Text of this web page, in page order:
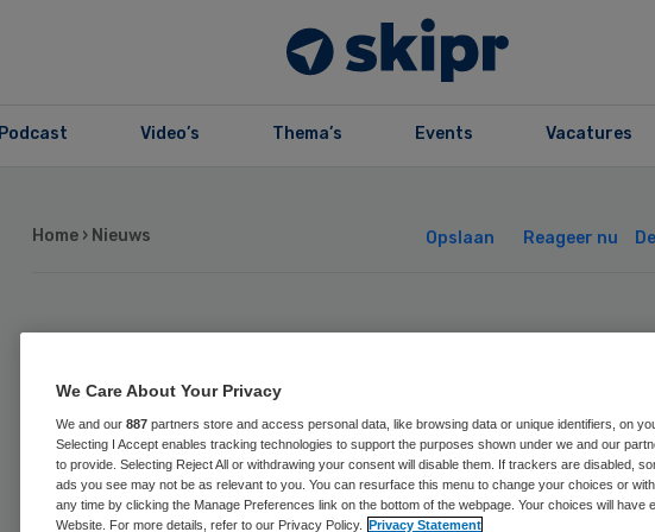
Podcast Video’s Thema’s Events Vacatures
Home › Nieuws Opslaan Reageer nu
LNAZ heeft nieuwe
bestuurder
We Care About Your Privacy
We and our 887 partners store and access personal data, like browsing data or unique identifiers, on
Selecting I Accept enables tracking technologies to support the purposes shown under we and our
to provide. Selecting Reject All or withdrawing your consent will disable them. If trackers are disabled,
ads you see may not be as relevant to you. You can resurface this menu to change your choices or
any time by clicking the Manage Preferences link on the bottom of the webpage. Your choices will have
Website. For more details, refer to our Privacy Policy.
Privacy Statement